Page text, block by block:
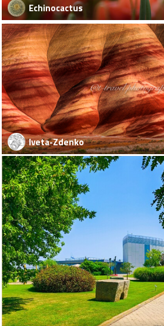
Echinocactus
Iveta-Zdenko